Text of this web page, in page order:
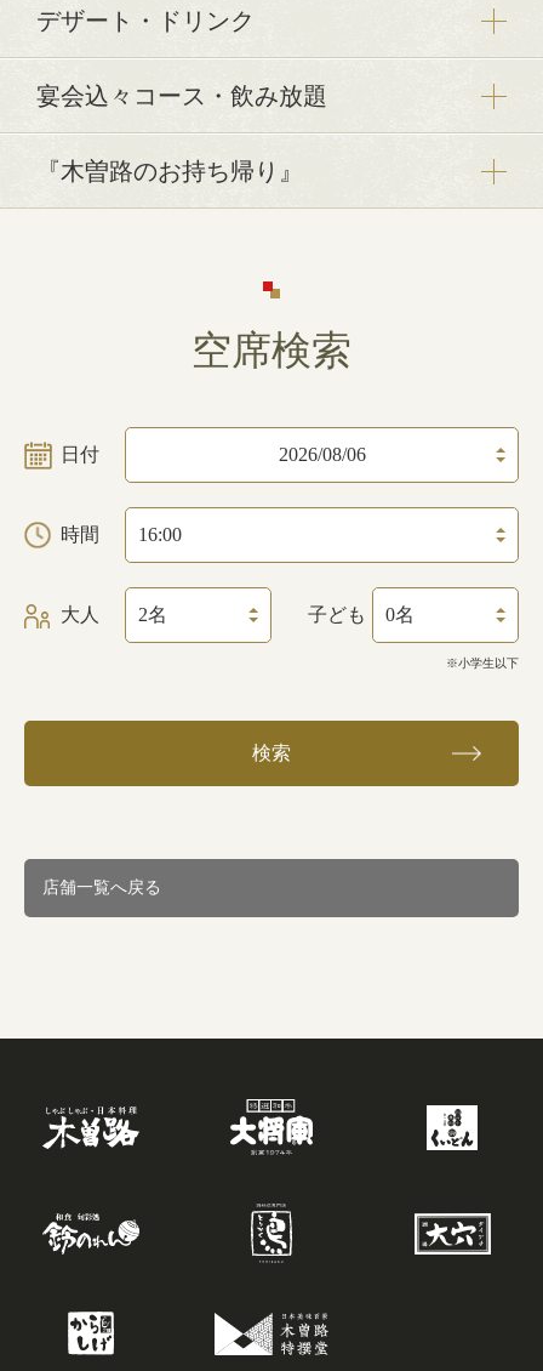
デザート・ドリンク
宴会込々コース・飲み放題
『木曽路のお持ち帰り』
空席検索
日付
時間
大人 子ども
※小学生以下
検索
店舗一覧へ戻る